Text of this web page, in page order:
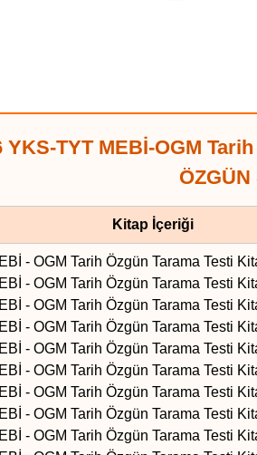
YKS-TYT MEBİ-OGM
Kitap İçeriği
- OGM Tarih Özgün Tarama Testi
- OGM Tarih Özgün Tarama Testi
- OGM Tarih Özgün Tarama Testi
- OGM Tarih Özgün Tarama Testi
- OGM Tarih Özgün Tarama Testi
- OGM Tarih Özgün Tarama Testi
- OGM Tarih Özgün Tarama Testi
- OGM Tarih Özgün Tarama Testi
- OGM Tarih Özgün Tarama Testi